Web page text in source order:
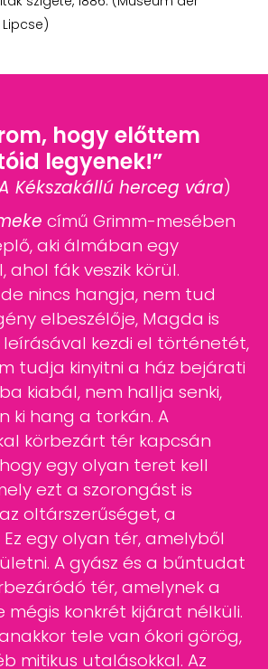
hogy előttem
legyenek!”
Kékszakállú herceg vára)
című Grimm-mesében
aki álmában egy
ahol fák veszik körül.
nincs hangja, nem tud
elbeszélője, Magda is
kezdi el történetét,
tudja kinyitni a ház bejárati
kiabál, nem hallja senki,
ki hang a torkán. A
körbezárt tér kapcsán
egy olyan teret kell
ezt a szorongást is
oltárszerűséget, a
egyolyan tér, amelyből
A gyász és a bűntudat
tér, amelynek a
konkrét kijárat nélküli.
tele van ókori görög,
mitikus utalásokkal. Az